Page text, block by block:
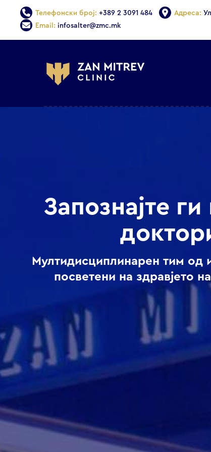
Телефонски број: +389 2 3091 484 Адреса:
Email: infosalter@zmc.mk
Запознајте
Мултидисциплинарен тим од
посветени на здравјето